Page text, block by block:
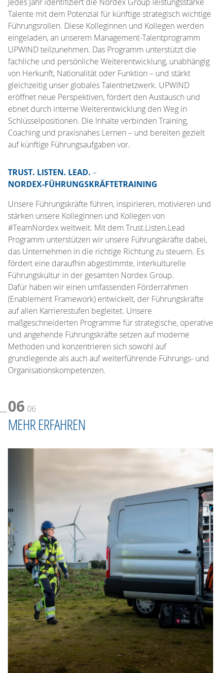
Talente mit dem Potenzial für künftige strategisch wichtige
Führungsrollen. Diese Kolleginnen und Kollegen werden
eingeladen, an unserem Management-Talentprogramm
UPWIND teilzunehmen. Das Programm unterstützt die
fachliche und persönliche Weiterentwicklung, unabhängig
von Herkunft, Nationalität oder Funktion – und stärkt
gleichzeitig unser globales Talentnetzwerk. UPWIND
eröffnet neue Perspektiven, fördert den Austausch und
ebnet durch interne Weiterentwicklung den Weg in
Schlüsselpositionen. Die Inhalte verbinden Training,
Coaching und praxisnahes Lernen – und bereiten gezielt
auf künftige Führungsaufgaben vor.
TRUST. LISTEN. LEAD. –
NORDEX-FÜHRUNGSKRÄFTETRAINING
Unsere Führungskräfte führen, inspirieren, motivieren und
stärken unsere Kolleginnen und Kollegen von
#TeamNordex weltweit. Mit dem Trust.Listen.Lead
Programm unterstützen wir unsere Führungskräfte dabei,
das Unternehmen in die richtige Richtung zu steuern. Es
fördert eine daraufhin abgestimmte, interkulturelle
Führungskultur in der gesamten Nordex Group.
Dafür haben wir einen umfassenden Förderrahmen
(Enablement Framework) entwickelt, der Führungskräfte
auf allen Karrierestufen begleitet. Unsere
maßgeschneiderten Programme für strategische, operative
und angehende Führungskräfte setzen auf moderne
Methoden und konzentrieren sich sowohl auf
grundlegende als auch auf weiterführende Führungs- und
Organisationskompetenzen.
06 06
MEHR ERFAHREN